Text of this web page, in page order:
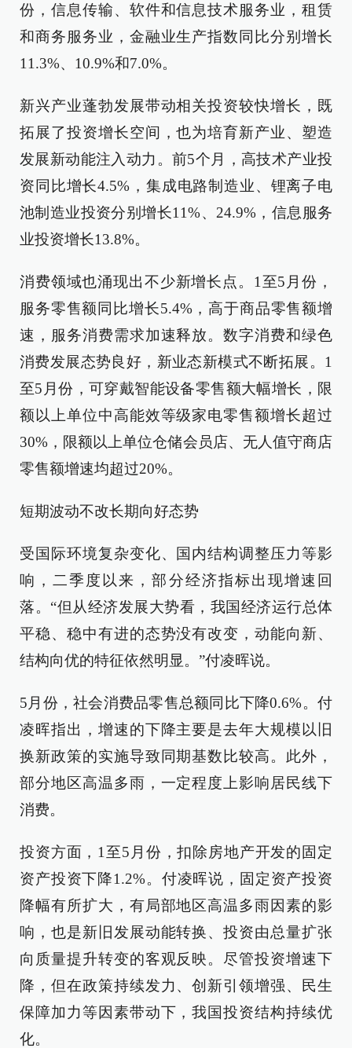
份，信息传输、软件和信息技术服务业，租赁
和商务服务业，金融业生产指数同比分别增长
11.3%、10.9%和7.0%。
新兴产业蓬勃发展带动相关投资较快增长，既
拓展了投资增长空间，也为培育新产业、塑造
发展新动能注入动力。前5个月，高技术产业投
资同比增长4.5%，集成电路制造业、锂离子电
池制造业投资分别增长11%、24.9%，信息服务
业投资增长13.8%。
消费领域也涌现出不少新增长点。1至5月份，
服务零售额同比增长5.4%，高于商品零售额增
速，服务消费需求加速释放。数字消费和绿色
消费发展态势良好，新业态新模式不断拓展。1
至5月份，可穿戴智能设备零售额大幅增长，限
额以上单位中高能效等级家电零售额增长超过
30%，限额以上单位仓储会员店、无人值守商店
零售额增速均超过20%。
短期波动不改长期向好态势
受国际环境复杂变化、国内结构调整压力等影
响，二季度以来，部分经济指标出现增速回
落。“但从经济发展大势看，我国经济运行总体
平稳、稳中有进的态势没有改变，动能向新、
结构向优的特征依然明显。”付凌晖说。
5月份，社会消费品零售总额同比下降0.6%。付
凌晖指出，增速的下降主要是去年大规模以旧
换新政策的实施导致同期基数比较高。此外，
部分地区高温多雨，一定程度上影响居民线下
消费。
投资方面，1至5月份，扣除房地产开发的固定
资产投资下降1.2%。付凌晖说，固定资产投资
降幅有所扩大，有局部地区高温多雨因素的影
响，也是新旧发展动能转换、投资由总量扩张
向质量提升转变的客观反映。尽管投资增速下
降，但在政策持续发力、创新引领增强、民生
保障加力等因素带动下，我国投资结构持续优
化。